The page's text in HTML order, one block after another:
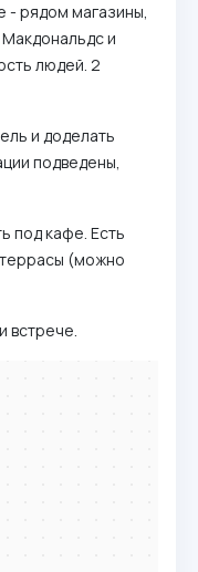
- рядом магазины,
и
людей. 2
и доделать
подведены,
под кафе. Есть
(можно
встрече.